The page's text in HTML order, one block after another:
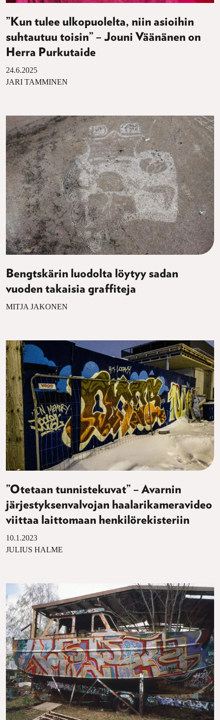
”Kun tulee ulkopuolelta, niin asioihin
suhtautuu toisin” – Jouni Väänänen on
Herra Purkutaide
24.6.2025
JARI TAMMINEN
Bengtskärin luodolta löytyy sadan
vuoden takaisia graffiteja
MITJA JAKONEN
”Otetaan tunnistekuvat” – Avarnin
järjestyksenvalvojan haalarikameravideo
viittaa laittomaan henkilörekisteriin
10.1.2023
JULIUS HALME